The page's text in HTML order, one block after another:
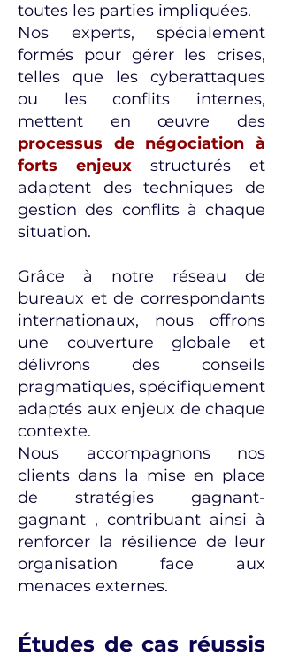
toutes les parties impliquées.
Nos experts, spécialement
formés pour gérer les crises,
telles que les cyberattaques
ou les conflits internes,
mettent en œuvre des
processus de négociation à
forts enjeux structurés et
adaptent des techniques de
gestion des conflits à chaque
situation.
Grâce à notre réseau de
bureaux et de correspondants
internationaux, nous offrons
une couverture globale et
délivrons des conseils
pragmatiques, spécifiquement
adaptés aux enjeux de chaque
contexte.
Nous accompagnons nos
clients dans la mise en place
de stratégies gagnant-
gagnant , contribuant ainsi à
renforcer la résilience de leur
organisation face aux
menaces externes.
Études de cas réussis